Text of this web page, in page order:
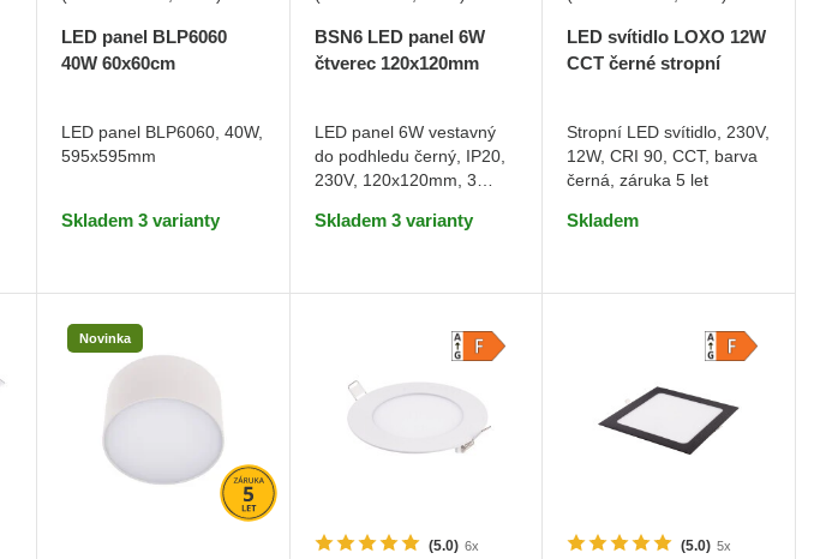
LED panel BLP6060
40W 60x60cm
LED panel BLP6060, 40W,
595x595mm
Skladem 3 varianty
DO KOŠÍKU
BSN6 LED panel 6W
čtverec 120x120mm
LED panel 6W vestavný
do podhledu černý, IP20,
230V, 120x120mm, 3
Skladem 3 varianty
DO KOŠÍKU
LED svítidlo LOXO 12W
CCT černé stropní
Stropní LED svítidlo, 230V,
12W, CRI 90, CCT, barva
černá, záruka 5 let
Skladem
DO KOŠÍKU
Novinka
(5.0) 6x (5.0) 5x